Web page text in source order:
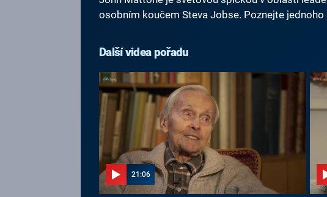
osobním koučem Steva Jobse. Poznejte
Další videa pořadu
21:06